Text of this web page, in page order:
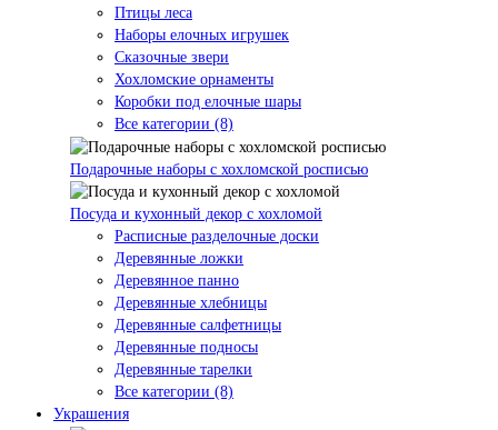
Птицы леса
Наборы елочных игрушек
Сказочные звери
Хохломские орнаменты
Коробки под елочные шары
Все категории (8)
Подарочные наборы с хохломской росписью
Посуда и кухонный декор с хохломой
Расписные разделочные доски
Деревянные ложки
Деревянное панно
Деревянные хлебницы
Деревянные салфетницы
Деревянные подносы
Деревянные тарелки
Все категории (8)
Украшения